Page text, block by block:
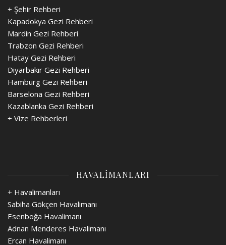
+ Şehir Rehberi
Kapadokya Gezi Rehberi
Mardin Gezi Rehberi
Trabzon Gezi Rehberi
Hatay Gezi Rehberi
Diyarbakır Gezi Rehberi
Hamburg Gezi Rehberi
Barselona Gezi Rehberi
Kazablanka Gezi Rehberi
+ Vize Rehberleri
HAVALİMANLARI
+ Havalimanları
Sabiha Gökçen Havalimanı
Esenboğa Havalimanı
Adnan Menderes Havalimanı
Ercan Havalimanı